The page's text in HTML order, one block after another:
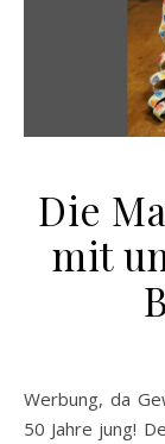
Die
mit
Werbung, da Gewinnspiel und PR-Samples Die Maus wird
50 Jahre jung!